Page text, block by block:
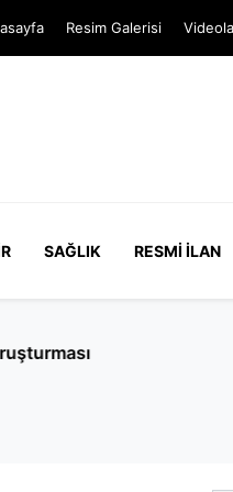
Resim Galerisi
SAĞLIK RESMI İLAN